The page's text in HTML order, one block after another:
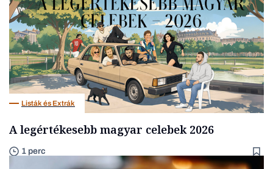
Listák és Extrák
A legértékesebb magyar celebek 2026
1 perc